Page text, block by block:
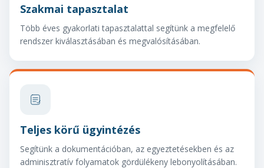
Szakmai tapasztalat
Több éves gyakorlati tapasztalattal segítünk a megfelelő
rendszer kiválasztásában és megvalósításában.
Teljes körű ügyintézés
Segítünk a dokumentációban, az egyeztetésekben és az
adminisztratív folyamatok gördülékeny lebonyolításában.